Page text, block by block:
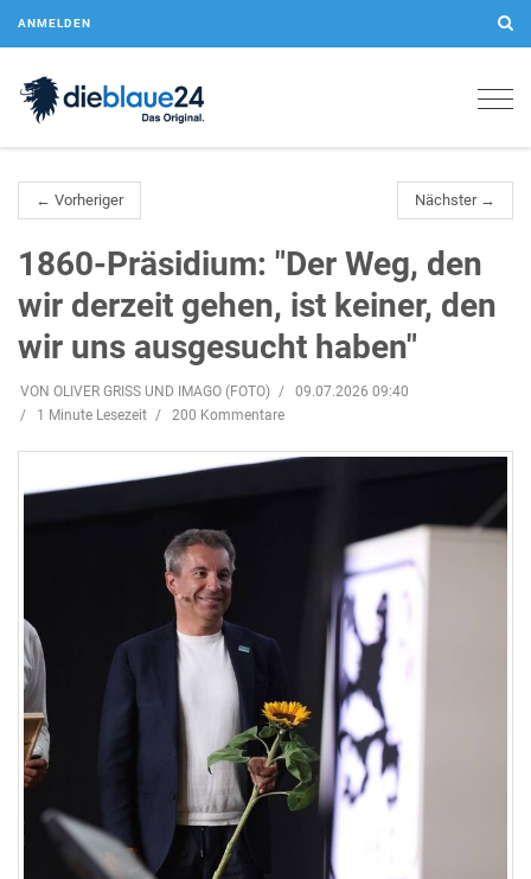
ANMELDEN
← Vorheriger Nächster →
1860-Präsidium: "Der Weg, den
wir derzeit gehen, ist keiner, den
wir uns ausgesucht haben"
VON OLIVER GRISS UND IMAGO (FOTO)
09.07.2026 09:40
1 Minute Lesezeit
200 Kommentare